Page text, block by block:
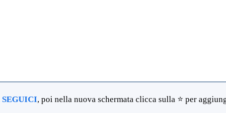
SEGUICI, poi nella nuova schermata clicca sulla ⭐ per